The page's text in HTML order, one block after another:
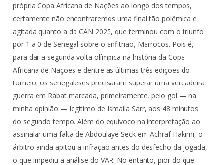
própria Copa Africana de Nações ao longo dos tempos,
certamente não encontraremos uma final tão polêmica e
agitada quanto a da CAN 2025, que terminou com o triunfo
por 1 a 0 de Senegal sobre o anfitrião, Marrocos. Pois é,
para dar a segunda volta olímpica na história da Copa
Africana de Nações e dentre as últimas três edições do
torneio, os senegaleses precisaram superar uma verdadeira
guerra em Rabat marcada, primeiramente, pelo gol — na
minha opinião — legítimo de Ismaila Sarr, aos 48 minutos
do segundo tempo. Além do equívoco na interpretação ao
assinalar uma falta de Abdoulaye Seck em Achraf Hakimi, o
árbitro ainda apitou a infração antes do desfecho da jogada,
o que impediu a análise do VAR. No entanto, pior do que